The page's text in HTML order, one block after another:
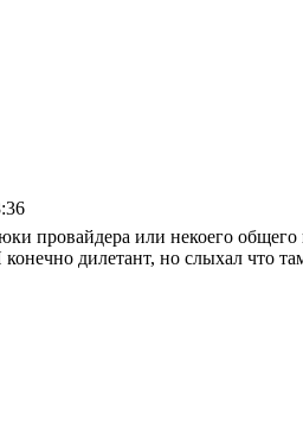
провайдера или некоего
дилетант, но слыхал что